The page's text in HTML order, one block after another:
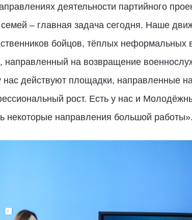
деятельности партийного
– главная задача сегодня. Наше
бойцов, тёплых неформальных
на возвращение
нас действуют площадки, направленные
рост. Есть у нас и
некоторые направления большой работы».